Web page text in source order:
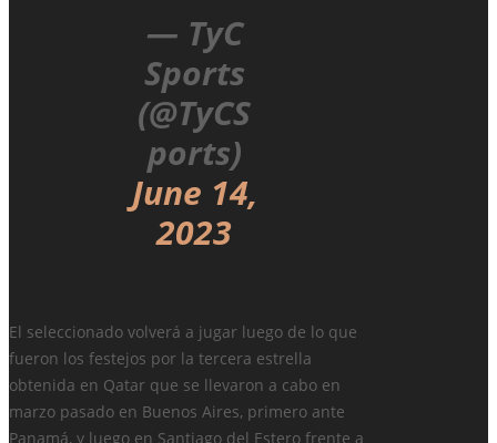
— TyC
Sports
(@TyCS
ports)
June 14,
2023
El seleccionado volverá a jugar luego de lo que
fueron los festejos por la tercera estrella
obtenida en Qatar que se llevaron a cabo en
marzo pasado en Buenos Aires, primero ante
Panamá, y luego en Santiago del Estero frente a